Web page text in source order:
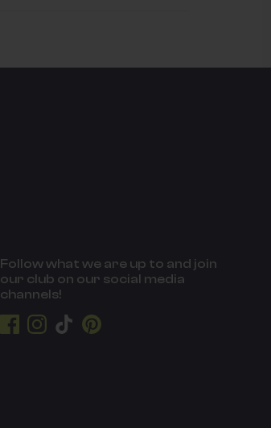
Follow what we are up to and join
our club on our social media
channels!